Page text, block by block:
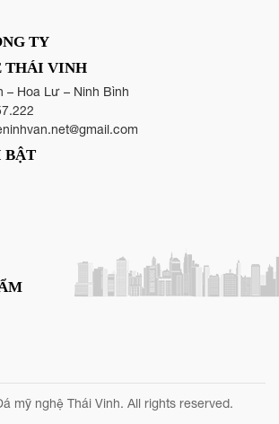
TY
THÁI VINH
– Hoa Lư – Ninh Bình
BẬT
mỹ nghệ Thái Vinh. All rights reserved.